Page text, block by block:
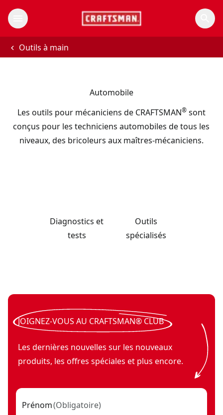
Outils à main
Automobile
Les outils pour mécaniciens de CRAFTSMAN®sont
conçus pour les techniciens automobiles de tous les
niveaux, des bricoleurs aux maîtres-mécaniciens.
Diagnostics et
tests
Outils
spécialisés
Miroir d’inspection télescopique- SKU:CMMT14116
Fer à souder V20* (outil seulement)
V20*
JOIGNEZ-VOUS AU CRAFTSMAN® CLUB
Les dernières nouvelles sur les nouveaux
produits, les offres spéciales et plus encore.
Prénom(Obligatoire)